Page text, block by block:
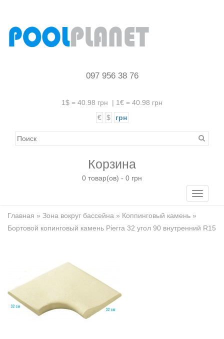
097 956 38 76
1$ = 40.98 грн | 1€ = 40.98 грн
€
$ грн
Корзина
0 товар(ов) - 0 грн
Toggle
Главная » Зона вокруг бассейна » Коппинговый камень »
Бортовой копинговый камень Pierra 32 угол 90 внутренний R15